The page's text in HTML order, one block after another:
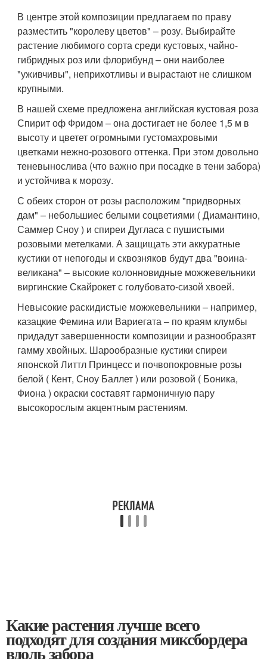
В центре этой композиции предлагаем по праву
разместить "королеву цветов" – розу. Выбирайте
растение любимого сорта среди кустовых, чайно-
гибридных роз или флорибунд – они наиболее
"уживчивы", неприхотливы и вырастают не слишком
крупными.
В нашей схеме предложена английская кустовая роза
Спирит оф Фридом – она достигает не более 1,5 м в
высоту и цветет огромными густомахровыми
цветками нежно-розового оттенка. При этом довольно
теневынослива (что важно при посадке в тени забора)
и устойчива к морозу.
С обеих сторон от розы расположим "придворных
дам" – небольшиес белыми соцветиями ( Диамантино,
Саммер Сноу ) и спиреи Дугласа с пушистыми
розовыми метелками. А защищать эти аккуратные
кустики от непогоды и сквозняков будут два "воина-
великана" – высокие колонновидные можжевельники
виргинские Скайрокет с голубовато-сизой хвоей.
Невысокие раскидистые можжевельники – например,
казацкие Фемина или Вариегата – по краям клумбы
придадут завершенности композиции и разнообразят
гамму хвойных. Шарообразные кустики спиреи
японской Литтл Принцесс и почвопокровные розы
белой ( Кент, Сноу Баллет ) или розовой ( Боника,
Фиона ) окраски составят гармоничную пару
высокорослым акцентным растениям.
Какие растения лучше всего
подходят для создания миксбордера
вдоль забора